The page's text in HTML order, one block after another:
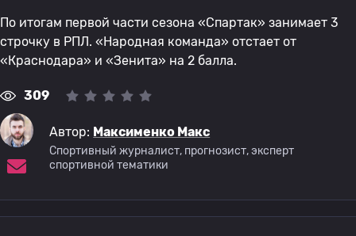
По итогам первой части сезона «Спартак» занимает 3
строчку в РПЛ. «Народная команда» отстает от
«Краснодара» и «Зенита» на 2 балла.
309
Автор: Максименко Макс
Спортивный журналист, прогнозист, эксперт
спортивной тематики